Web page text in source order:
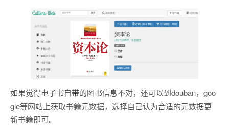
如果觉得电子书自带的图书信息不对，还可以到douban，goo
gle等网站上获取书籍元数据，选择自己认为合适的元数据更
新书籍即可。